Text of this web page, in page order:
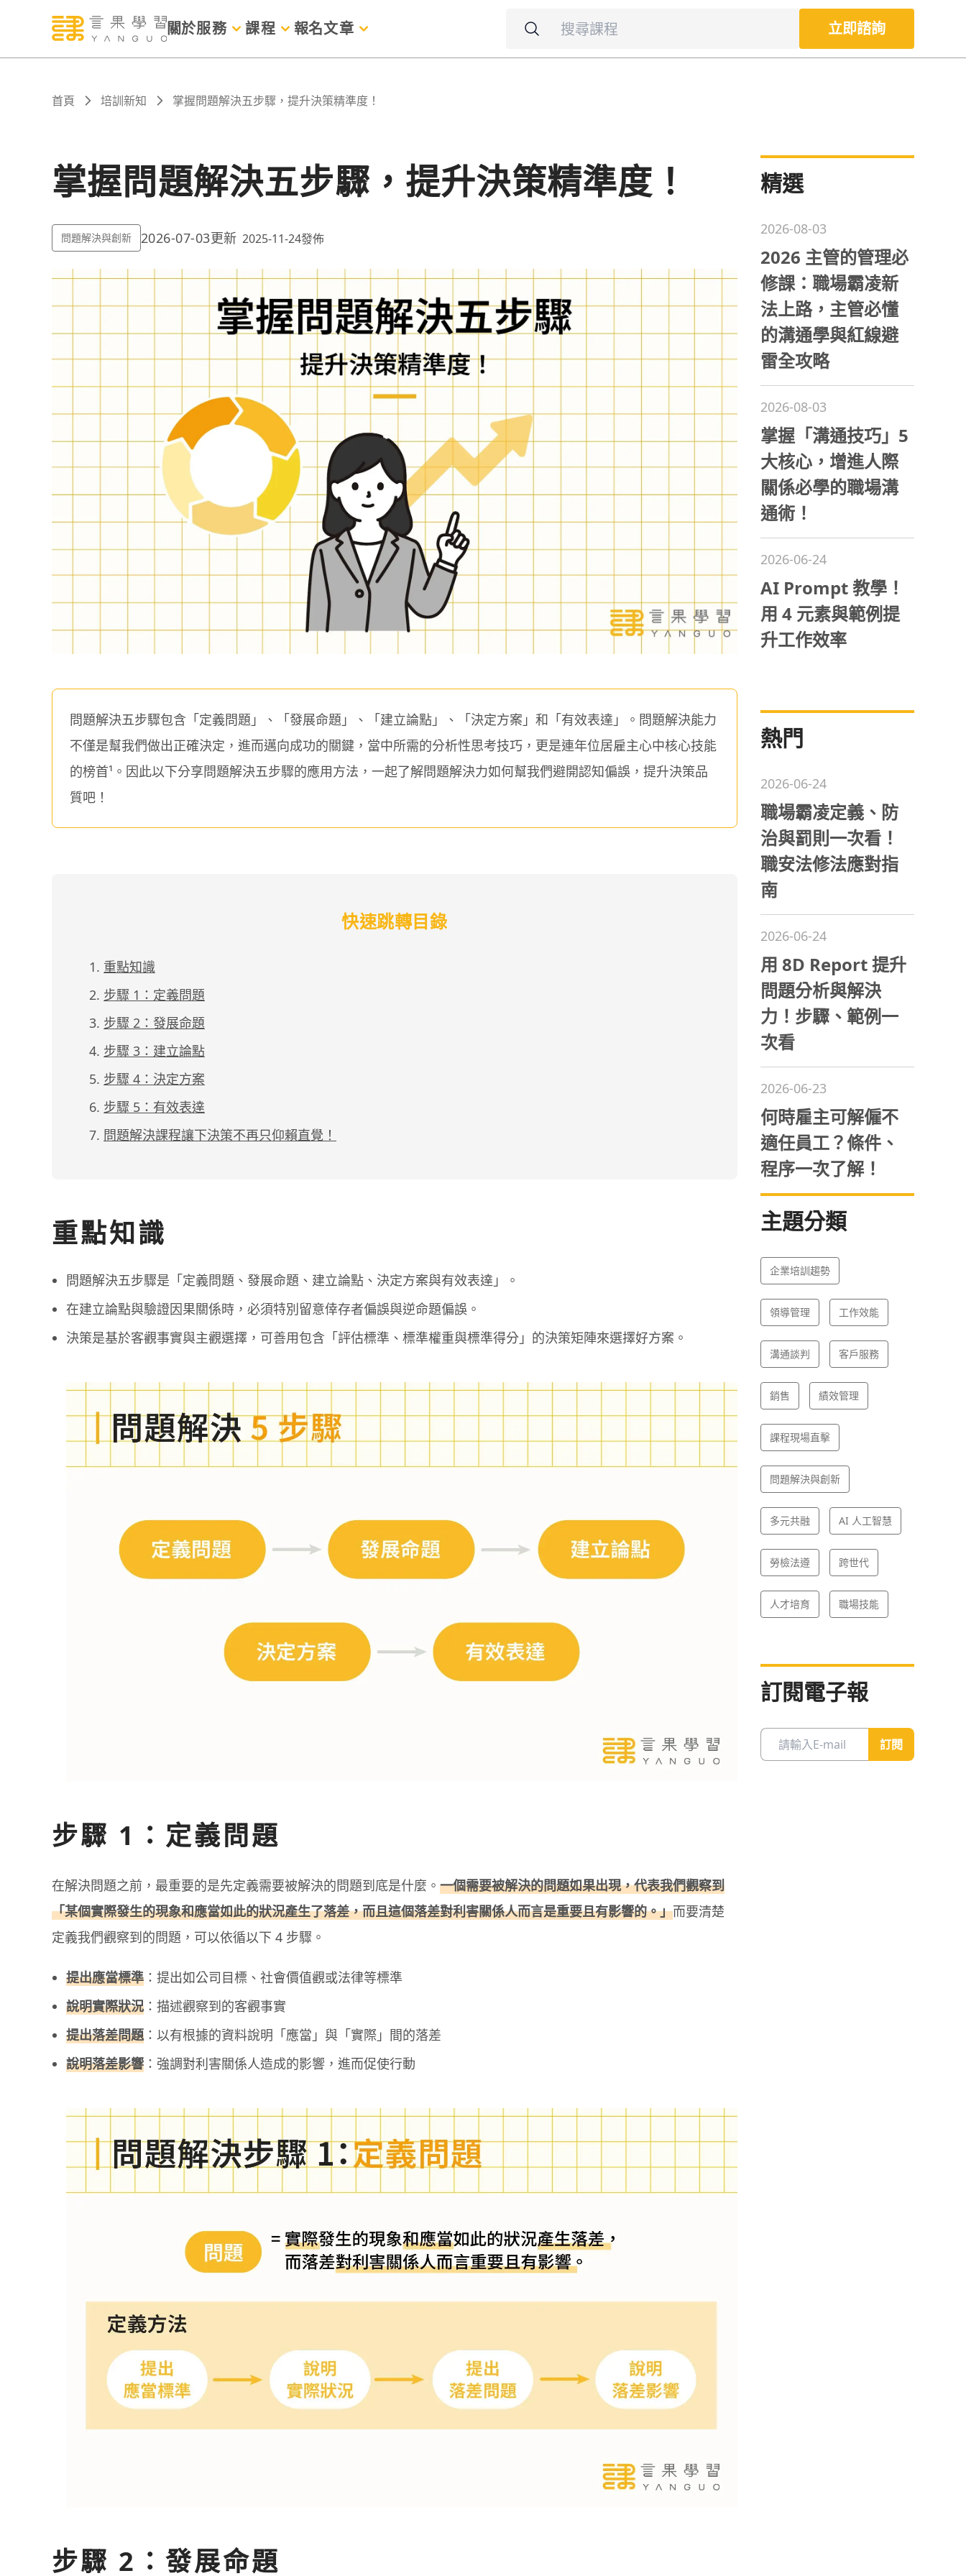
關於服務 課程 報名文章 立即諮詢
首頁 培訓新知 掌握問題解決五步驟，提升決策精準度！
掌握問題解決五步驟，提升決策精準度！
問題解決與創新 2026-07-03更新 2025-11-24發佈
問題解決五步驟包含「定義問題」、「發展命題」、「建立論點」、「決定方案」和「有效表達」。問題解決能力
不僅是幫我們做出正確決定，進而邁向成功的關鍵，當中所需的分析性思考技巧，更是連年位居雇主心中核心技能
的榜首¹。因此以下分享問題解決五步驟的應用方法，一起了解問題解決力如何幫我們避開認知偏誤，提升決策品
質吧！
快速跳轉目錄
重點知識
步驟 1：定義問題
步驟 2：發展命題
步驟 3：建立論點
步驟 4：決定方案
步驟 5：有效表達
問題解決課程讓下決策不再只仰賴直覺！
重點知識
問題解決五步驟是「定義問題、發展命題、建立論點、決定方案與有效表達」。
在建立論點與驗證因果關係時，必須特別留意倖存者偏誤與逆命題偏誤。
決策是基於客觀事實與主觀選擇，可善用包含「評估標準、標準權重與標準得分」的決策矩陣來選擇好方案。
步驟 1：定義問題
在解決問題之前，最重要的是先定義需要被解決的問題到底是什麼。 一個需要被解決的問題如果出現，代表我們觀察到
「某個實際發生的現象和應當如此的狀況產生了落差，而且這個落差對利害關係人而言是重要且有影響的。」而要清楚
定義我們觀察到的問題，可以依循以下 4 步驟。
提出應當標準 ：提出如公司目標、社會價值觀或法律等標準
說明實際狀況 ：描述觀察到的客觀事實
提出落差問題 ：以有根據的資料說明「應當」與「實際」間的落差
說明落差影響 ：強調對利害關係人造成的影響，進而促使行動
步驟 2：發展命題
精選
2026-08-03
2026 主管的管理必
修課：職場霸凌新
法上路，主管必懂
的溝通學與紅線避
雷全攻略
2026-08-03
掌握「溝通技巧」5
大核心，增進人際
關係必學的職場溝
通術！
2026-06-24
AI Prompt 教學！
用 4 元素與範例提
升工作效率
熱門
2026-06-24
職場霸凌定義、防
治與罰則一次看！
職安法修法應對指
南
2026-06-24
用 8D Report 提升
問題分析與解決
力！步驟、範例一
次看
2026-06-23
何時雇主可解僱不
適任員工？條件、
程序一次了解！
主題分類
企業培訓趨勢
領導管理 工作效能
溝通談判 客戶服務
銷售 績效管理
課程現場直擊
問題解決與創新
多元共融 AI 人工智慧
勞檢法遵 跨世代
人才培育 職場技能
訂閱電子報
訂閱